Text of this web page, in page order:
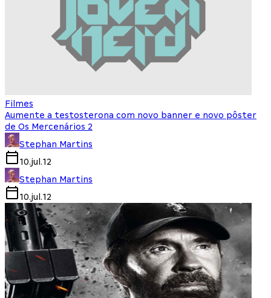
Filmes
Aumente a testosterona com novo banner e novo pôster
de Os Mercenários 2
Stephan Martins
10.jul.12
Stephan Martins
10.jul.12